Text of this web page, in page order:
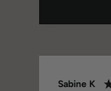
Sabine K